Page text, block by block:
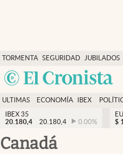
TORMENTA SEGURIDAD
SOCIAL
JUBILADOS
Economía y finanzas
Política
Actualidad
Criptomonedas
España
ULTIMAS
NOTICIAS
ECONOMÍA
FINANZAS
IBEX
EURO
IBEX 35
20.180,4
20.180,4 0.00%
$
Canadá